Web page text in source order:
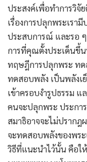
ประสงค์เพื่อทำการวิจั
เรื่องการปลุกพระเร
ประสบการณ์ และรอ
การที่คุณตั้งประเด็นขึ้
ทฤษฎีการปลุกพระ ท
ทดสอบพลัง เป็นพลังเ
เข้าครอบงำรูปธรรม
คนจะปลุกพระ ประกา
สมาธิอาจจะไม่ปรากฎ
จะทดสอบพลังของพระ
วิธีที่แนะนำไว้นั้น คือใ